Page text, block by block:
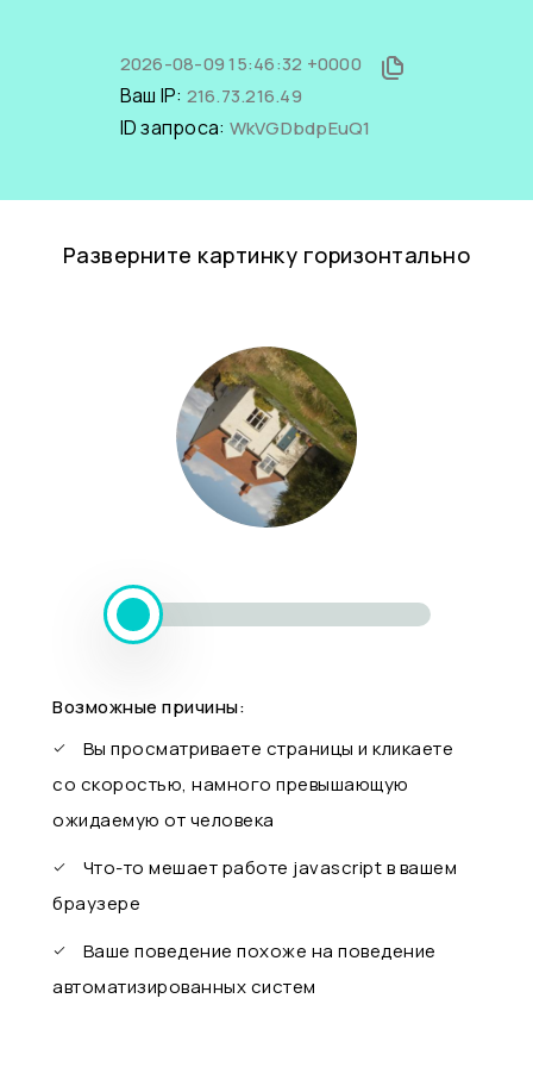
2026-08-09 15:46:32 +0000
Ваш IP: 216.73.216.49
ID запроса: WkVGDbdpEuQ1
Разверните картинку горизонтально
Возможные причины:
Вы просматриваете страницы и кликаете
со скоростью, намного превышающую
ожидаемую от человека
Что-то мешает работе javascript в вашем
браузере
Ваше поведение похоже на поведение
автоматизированных систем